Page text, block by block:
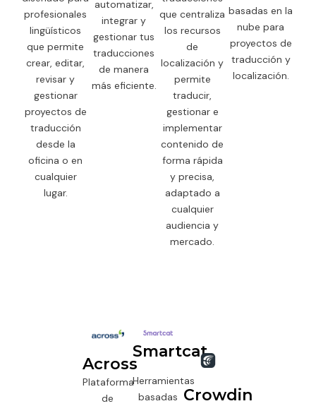
profesionales
lingüísticos
que permite
crear, editar,
revisar y
gestionar
proyectos de
traducción
desde la
oficina o en
cualquier
lugar.
automatizar,
integrar y
gestionar tus
traducciones
de manera
más eficiente.
que centraliza
los recursos
de
localización y
permite
traducir,
gestionar e
implementar
contenido de
forma rápida
y precisa,
adaptado a
cualquier
audiencia y
mercado.
basadas en la
nube para
proyectos de
traducción y
localización.
Across
Plataforma
de
Smartcat
Herramientas
basadas Crowdin